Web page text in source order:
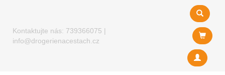
Kontaktujte nás: 739366075 |
info@drogerienacestach.cz